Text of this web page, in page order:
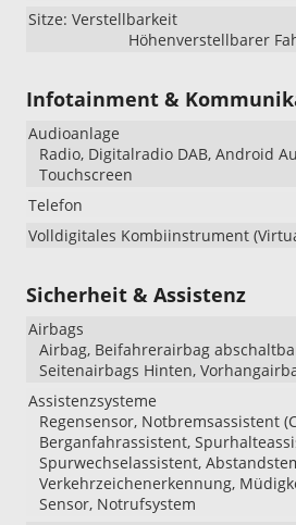
Sitze: Verstellbarkeit
Höhenverstellbarer
Infotainment &
Audioanlage
Radio, Digitalradio DAB, Android
Touchscreen
Telefon
Volldigitales Kombiinstrument
Sicherheit & Assistenz
Airbags
Airbag, Beifahrerairbag
Seitenairbags Hinten,
Assistenzsysteme
Regensensor, Notbremsassistent
Berganfahrassistent,
Spurwechselassistent,
Verkehrzeichenerkennung,
Sensor, Notrufsystem